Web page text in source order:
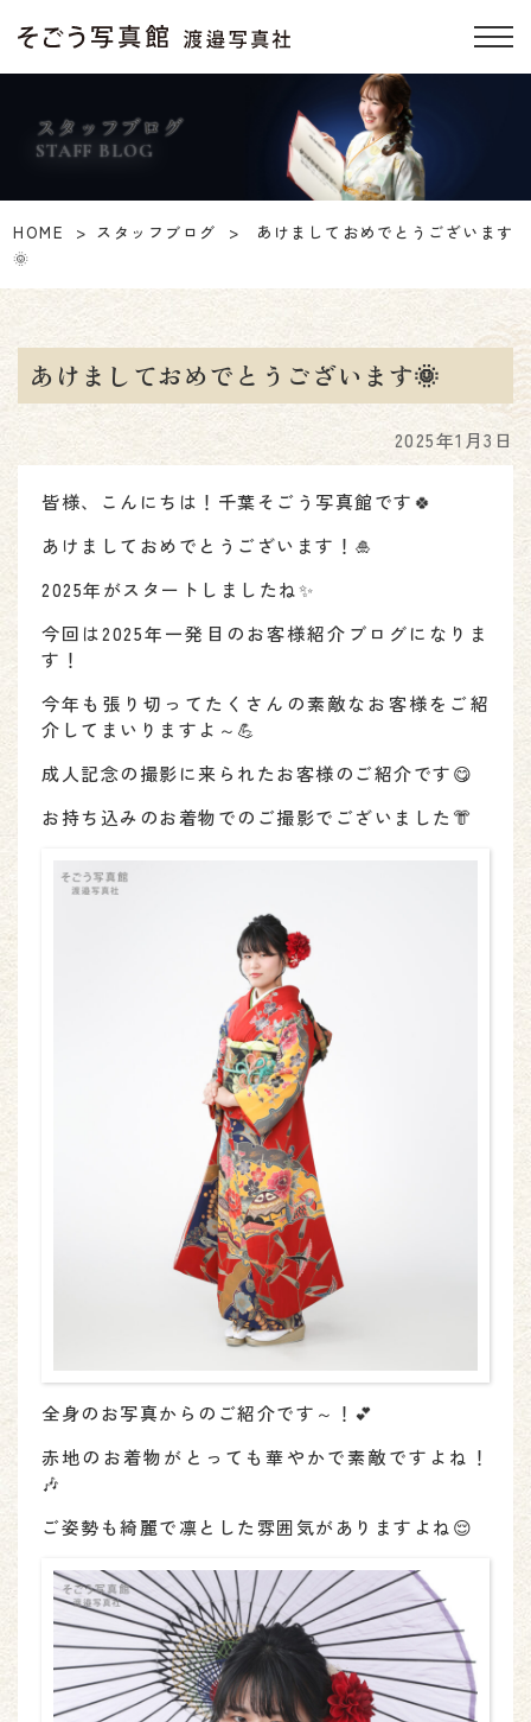
スタッフブログ
STAFF BLOG
HOME スタッフブログ
あけましておめでとうございます
🌞
あけましておめでとうございます🌞
2025年1月3日
皆様、こんにちは！千葉そごう写真館です🍀
あけましておめでとうございます！🎍
2025年がスタートしましたね✨
今回は2025年一発目のお客様紹介ブログになりま
す！
今年も張り切ってたくさんの素敵なお客様をご紹
介してまいりますよ～💪
成人記念の撮影に来られたお客様のご紹介です😋
お持ち込みのお着物でのご撮影でございました👘
全身のお写真からのご紹介です～！💕
赤地のお着物がとっても華やかで素敵ですよね！
🎶
ご姿勢も綺麗で凛とした雰囲気がありますよね😌